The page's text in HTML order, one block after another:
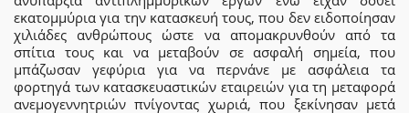
εκατομμύρια για την κατασκευή τους, που δεν ειδοποίησαν
χιλιάδες ανθρώπους ώστε να απομακρυνθούν από τα
σπίτια τους και να μεταβούν σε ασφαλή σημεία, που
μπάζωσαν γεφύρια για να περνάνε με ασφάλεια τα
φορτηγά των κατασκευαστικών εταιρειών για τη μεταφορά
ανεμογεννητριών πνίγοντας χωριά, που ξεκίνησαν μετά